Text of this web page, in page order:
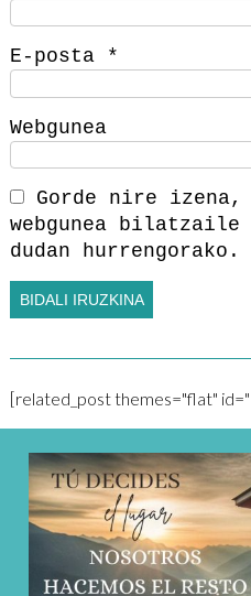
E-posta *
Webgunea
Gorde nire izena,
webgunea bilatzaile
dudan hurrengorako.
[related_post themes="flat"